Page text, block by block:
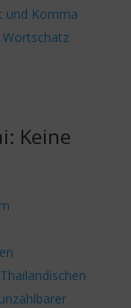
und Komma
Wortschatz
Keine